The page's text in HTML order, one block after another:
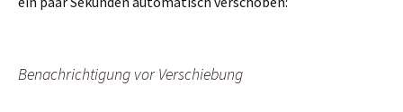
Innerhalb des Raumes kann man jederzeit zur